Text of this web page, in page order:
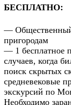
БЕСПЛАТНО:
— Общественный
пригородам
— 1 бесплатное
случаев, когда
поиск скрытых
средневековые
экскурсий по
Необходимо